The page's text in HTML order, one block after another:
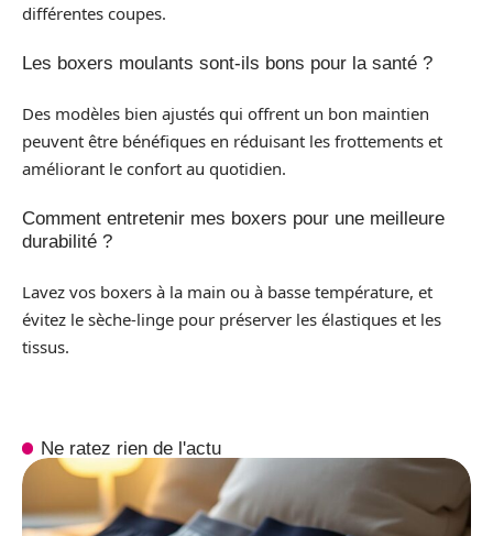
différentes coupes.
Les boxers moulants sont-ils bons pour la santé ?
Des modèles bien ajustés qui offrent un bon maintien
peuvent être bénéfiques en réduisant les frottements et
améliorant le confort au quotidien.
Comment entretenir mes boxers pour une meilleure
durabilité ?
Lavez vos boxers à la main ou à basse température, et
évitez le sèche-linge pour préserver les élastiques et les
tissus.
Ne ratez rien de l'actu